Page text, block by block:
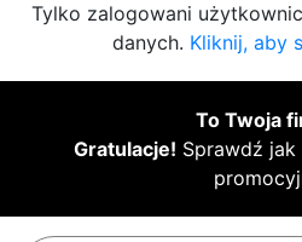
Tylko zalogowani
danych. Kliknij, aby
To Twoja
Gratulacje! Sprawdź jak